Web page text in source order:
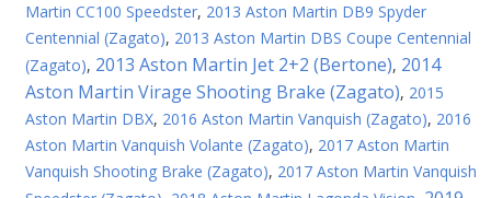
Martin CC100 Speedster, 2013 Aston Martin DB9 Spyder
Centennial (Zagato), 2013 Aston Martin DBS Coupe Centennial
(Zagato), 2013 Aston Martin Jet 2+2 (Bertone), 2014
Aston Martin Virage Shooting Brake (Zagato), 2015
Aston Martin DBX, 2016 Aston Martin Vanquish (Zagato), 2016
Aston Martin Vanquish Volante (Zagato), 2017 Aston Martin
Vanquish Shooting Brake (Zagato), 2017 Aston Martin Vanquish